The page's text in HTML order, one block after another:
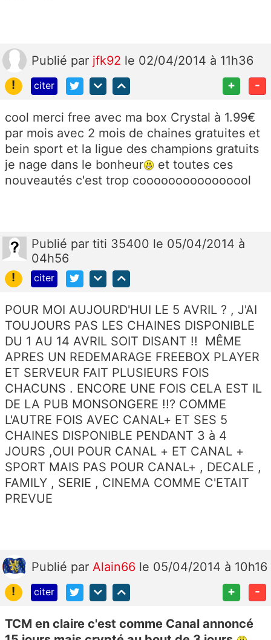
Publié par jfk92 le 02/04/2014 à 11h36
!
citer + -
cool merci free avec ma box Crystal à 1.99€
par mois avec 2 mois de chaines gratuites et
bein sport et la ligue des champions gratuits
je nage dans le bonheur
et toutes ces
nouveautés c'est trop coooooooooooooool
Publié par titi 35400 le 05/04/2014 à
04h56
!
citer
POUR MOI AUJOURD'HUI LE 5 AVRIL ? , J'AI
TOUJOURS PAS LES CHAINES DISPONIBLE
DU 1 AU 14 AVRIL SOIT DISANT !! MÊME
APRES UN REDEMARAGE FREEBOX PLAYER
ET SERVEUR FAIT PLUSIEURS FOIS
CHACUNS . ENCORE UNE FOIS CELA EST IL
DE LA PUB MONSONGERE !!? COMME
L'AUTRE FOIS AVEC CANAL+ ET SES 5
CHAINES DISPONIBLE PENDANT 3 à 4
JOURS ,OUI POUR CANAL + ET CANAL +
SPORT MAIS PAS POUR CANAL+ , DECALE ,
FAMILY , SERIE , CINEMA COMME C'ETAIT
PREVUE
Publié par Alain66 le 05/04/2014 à 10h16
!
citer + -
TCM en claire c'est comme Canal annoncé